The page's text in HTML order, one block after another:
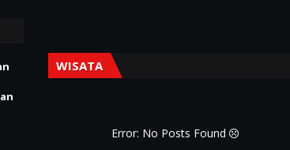
WISATA
Error: No Posts Found